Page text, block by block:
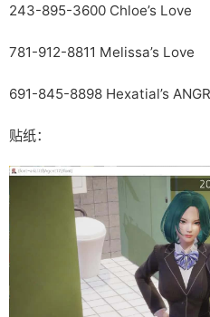
243-895-3600 Chloe’s Love
781-912-8811 Melissa’s Love
691-845-8898 Hexatial’s
贴纸：